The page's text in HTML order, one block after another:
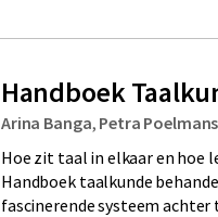
Handboek
Arina Banga, Petra Poelmans
Hoe zit taal in elkaar en hoe
Handboek taalkunde
fascinerende systeem achter